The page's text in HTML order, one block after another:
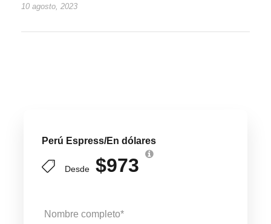
Perú Espress/En dólares
Desde $973
Nombre completo*
10 agosto, 2023